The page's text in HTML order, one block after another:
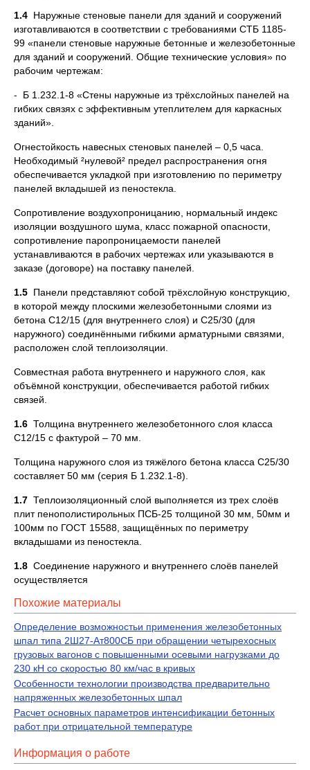
1.4 Наружные стеновые панели для зданий и сооружений
изготавливаются в соответствии с требованиями СТБ 1185-
99 «панели стеновые наружные бетонные и железобетонные
для зданий и сооружений. Общие технические условия» по
рабочим чертежам:
- Б 1.232.1-8 «Стены наружные из трёхслойных панелей на
гибких связях с эффективным утеплителем для каркасных
зданий».
Огнестойкость навесных стеновых панелей – 0,5 часа.
Необходимый ²нулевой² предел распространения огня
обеспечивается укладкой при изготовлению по периметру
панелей вкладышей из пеностекла.
Сопротивление воздухопроницанию, нормальный индекс
изоляции воздушного шума, класс пожарной опасности,
сопротивление паропроницаемости панелей
устанавливаются в рабочих чертежах или указываются в
заказе (договоре) на поставку панелей.
1.5 Панели представляют собой трёхслойную конструкцию,
в которой между плоскими железобетонными слоями из
бетона С12/15 (для внутреннего слоя) и С25/30 (для
наружного) соединёнными гибкими арматурными связями,
расположен слой теплоизоляции.
Совместная работа внутреннего и наружного слоя, как
объёмной конструкции, обеспечивается работой гибких
связей.
1.6 Толщина внутреннего железобетонного слоя класса
С12/15 с фактурой – 70 мм.
Толщина наружного слоя из тяжёлого бетона класса С25/30
составляет 50 мм (серия Б 1.232.1-8).
1.7 Теплоизоляционный слой выполняется из трех слоёв
плит пенополистирольных ПСБ-25 толщиной 30 мм, 50мм и
100мм по ГОСТ 15588, защищённых по периметру
вкладышами из пеностекла.
1.8 Соединение наружного и внутреннего слоёв панелей
осуществляется
Похожие материалы
Определение возможностьи применения железобетонных
шпал типа 2Ш27-Ат800СБ при обращении четырехосных
грузовых вагонов с повышенными осевыми нагрузками до
230 кН со скоростью 80 км/час в кривых
Особенности технологии производства предварительно
напряженных железобетонных шпал
Расчет основных параметров интенсификации бетонных
работ при отрицательной температуре
Информация о работе